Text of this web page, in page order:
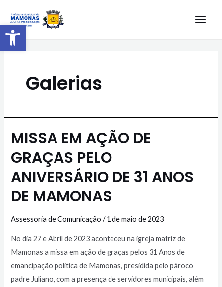
Barra de Ferramentas Aberta
Galerias
MISSA EM AÇÃO DE
GRAÇAS PELO
ANIVERSÁRIO DE 31 ANOS
DE MAMONAS
Assessoria de Comunicação /1 de maio de 2023
No dia 27 e Abril de 2023 aconteceu na igreja matriz de
Mamonas a missa em ação de graças pelos 31 Anos de
emancipação politica de Mamonas, presidida pelo pároco
padre Juliano, com a presença de servidores municipais, além